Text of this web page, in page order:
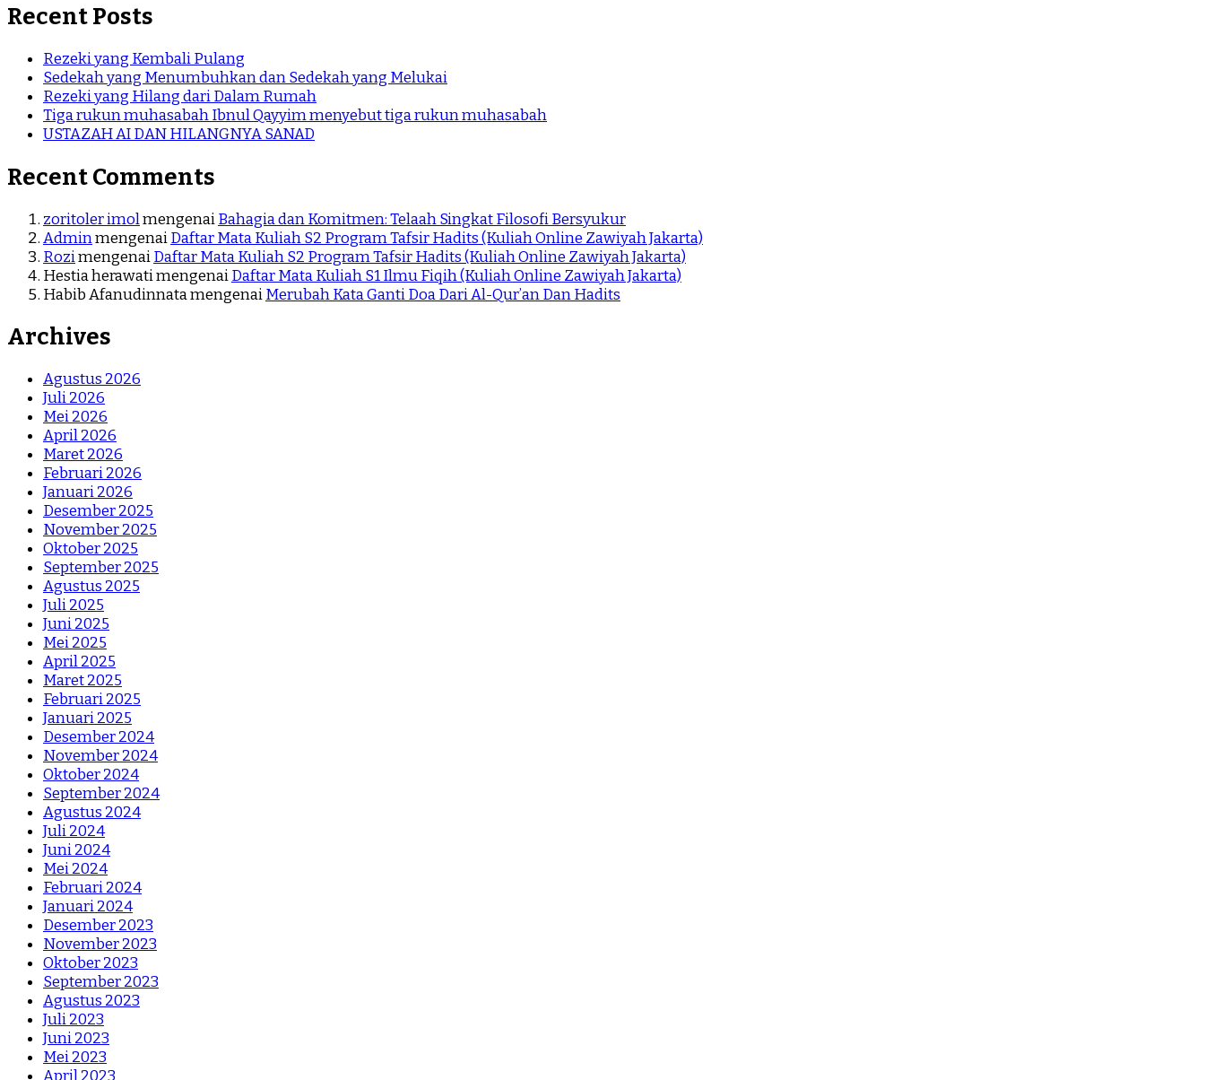
Recent Posts
Rezeki yang Kembali Pulang
Sedekah yang Menumbuhkan dan Sedekah yang Melukai
Rezeki yang Hilang dari Dalam Rumah
Tiga rukun muhasabah Ibnul Qayyim menyebut tiga rukun muhasabah
USTAZAH AI DAN HILANGNYA SANAD
Recent Comments
zoritoler imolmengenaiBahagia dan Komitmen: Telaah Singkat Filosofi Bersyukur
AdminmengenaiDaftar Mata Kuliah S2 Program Tafsir Hadits (Kuliah Online Zawiyah Jakarta)
RozimengenaiDaftar Mata Kuliah S2 Program Tafsir Hadits (Kuliah Online Zawiyah Jakarta)
Hestia herawatimengenaiDaftar Mata Kuliah S1 Ilmu Fiqih (Kuliah Online Zawiyah Jakarta)
Habib AfanudinnatamengenaiMerubah Kata Ganti Doa Dari Al-Qur’an Dan Hadits
Archives
Agustus 2026
Juli 2026
Mei 2026
April 2026
Maret 2026
Februari 2026
Januari 2026
Desember 2025
November 2025
Oktober 2025
September 2025
Agustus 2025
Juli 2025
Juni 2025
Mei 2025
April 2025
Maret 2025
Februari 2025
Januari 2025
Desember 2024
November 2024
Oktober 2024
September 2024
Agustus 2024
Juli 2024
Juni 2024
Mei 2024
Februari 2024
Januari 2024
Desember 2023
November 2023
Oktober 2023
September 2023
Agustus 2023
Juli 2023
Juni 2023
Mei 2023
April 2023